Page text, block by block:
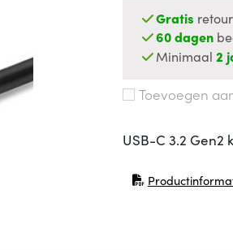
Gratis
60 dagen
Minimaal2
Toevoegen
USB-C 3.2
(opent in nieuw